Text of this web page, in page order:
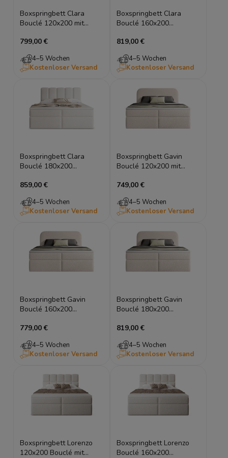
Boxspringbett Clara
Bouclé 120x200 mit
799,00 €
4–5 Wochen
Kostenloser Versand
Boxspringbett Clara
Bouclé 160x200
819,00 €
4–5 Wochen
Kostenloser Versand
Boxspringbett Clara
Bouclé 180x200
Bettkasten
859,00 €
4–5 Wochen
Kostenloser Versand
Boxspringbett Gavin
Bouclé 120x200 mit
749,00 €
4–5 Wochen
Kostenloser Versand
Boxspringbett Gavin
Bouclé 160x200
779,00 €
4–5 Wochen
Kostenloser Versand
Boxspringbett Gavin
Bouclé 180x200
Bettkasten
819,00 €
4–5 Wochen
Kostenloser Versand
Boxspringbett Lorenzo
120x200 Bouclé mit
Boxspringbett Lorenzo
Bouclé 160x200